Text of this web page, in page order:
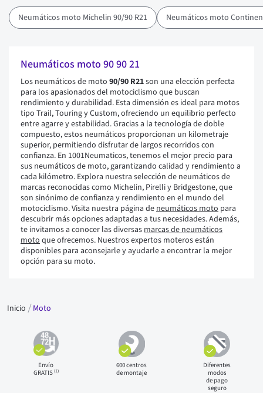
Neumáticos moto Michelin 90/90 R21 Neumáticos moto
Neumáticos moto 90 90 21
Los neumáticos de moto 90/90 R21son una elección perfecta
para los apasionados del motociclismo que buscan
rendimiento y durabilidad. Esta dimensión es ideal para motos
tipo Trail, Touring y Custom, ofreciendo un equilibrio perfecto
entre agarre y estabilidad. Gracias a la tecnología de doble
compuesto, estos neumáticos proporcionan un kilometraje
superior, permitiendo disfrutar de largos recorridos con
confianza. En 1001Neumaticos, tenemos el mejor precio para
sus neumáticos de moto, garantizando calidad y rendimiento a
cada kilómetro. Explora nuestra selección de neumáticos de
marcas reconocidas como Michelin, Pirelli y Bridgestone, que
son sinónimo de confianza y rendimiento en el mundo del
motociclismo. Visita nuestra página deneumáticos moto para
descubrir más opciones adaptadas a tus necesidades. Además,
te invitamos a conocer las diversasmarcas de neumáticos
motoque ofrecemos. Nuestros expertos moteros están
disponibles para aconsejarle y ayudarle a encontrar la mejor
opción para su moto.
Inicio Moto
Envío
GRATIS(1)
600 centros
de montaje
Diferentes
modos
de pago
seguro